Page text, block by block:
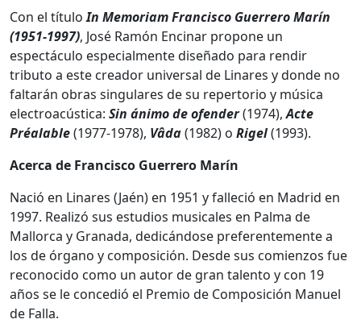
Con el títuloIn Memoriam Francisco Guerrero Marín
(1951-1997), José Ramón Encinar propone un
espectáculo especialmente diseñado para rendir
tributo a este creador universal de Linares y donde no
faltarán obras singulares de su repertorio y música
electroacústica: Sin ánimo de ofender(1974),Acte
Préalable(1977-1978), Vâda(1982) o Rigel(1993).
Acerca de Francisco Guerrero Marín
Nació en Linares (Jaén) en 1951 y falleció en Madrid en
1997. Realizó sus estudios musicales en Palma de
Mallorca y Granada, dedicándose preferentemente a
los de órgano y composición. Desde sus comienzos fue
reconocido como un autor de gran talento y con 19
años se le concedió el Premio de Composición Manuel
de Falla.